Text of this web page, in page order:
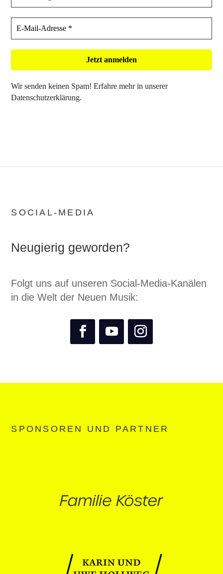
Wir senden keinen Spam! Erfahre mehr in unserer
Datenschutzerklärung.
SOCIAL-MEDIA
Neugierig geworden?
Folgt uns auf unseren Social-Media-Kanälen
in die Welt der Neuen Musik:
SPONSOREN UND PARTNER